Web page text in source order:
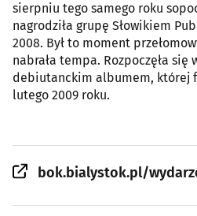
sierpniu tego samego roku
nagrodziła grupę Słowikiem
2008. Był to moment
nabrała tempa. Rozpoczęła się
debiutanckim albumem, której
lutego 2009 roku.
bok.bialystok.pl/wydarzenie/dni-miasta-